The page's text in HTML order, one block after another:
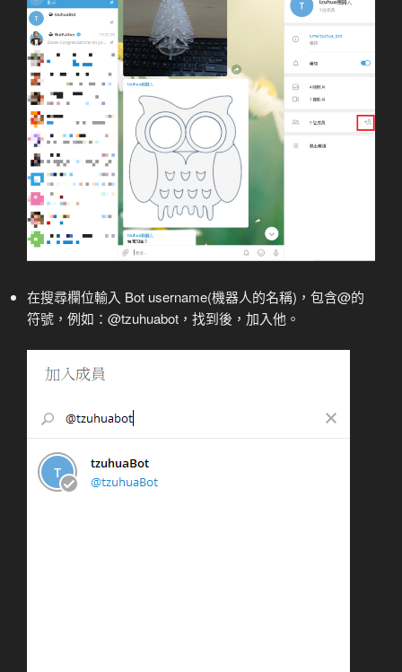
在搜尋欄位輸入 Bot username(機器人的名稱)，包含@的
符號，例如：@tzuhuabot，找到後，加入他。